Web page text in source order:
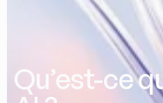
Qu’est-ce